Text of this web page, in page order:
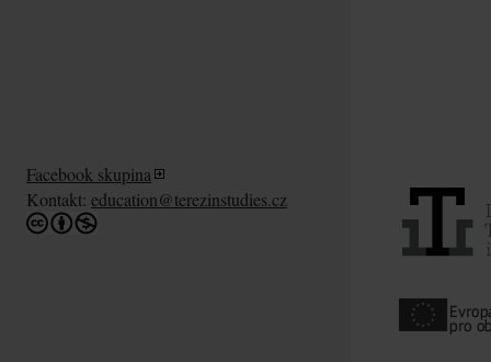
Facebook skupina
Kontakt: education@terezinstudies.cz